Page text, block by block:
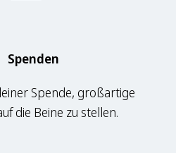
Spenden
Spende, großartige
die Beine zu stellen.